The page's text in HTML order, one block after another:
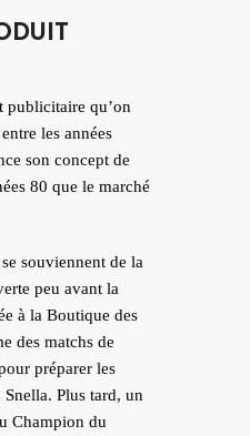
publicitaire qu’on
les années
son concept de
80 que le marché
souviennent de la
peu avant la
à la Boutique des
des matchs de
préparer les
Plus tard, un
Champion du